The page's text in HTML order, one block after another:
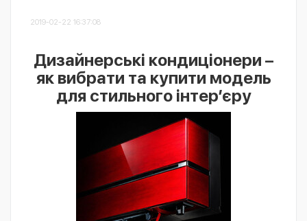
2019-02-22 16:37:08
Дизайнерські кондиціонери –
як вибрати та купити модель
для стильного інтер’єру